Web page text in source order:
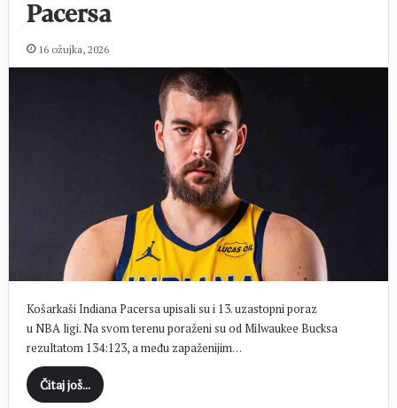
Pacersa
16 ožujka, 2026
Košarkaši Indiana Pacersa upisali su i 13. uzastopni poraz
u NBA ligi. Na svom terenu poraženi su od Milwaukee Bucksa
rezultatom 134:123, a među zapaženijim…
Čitaj još...